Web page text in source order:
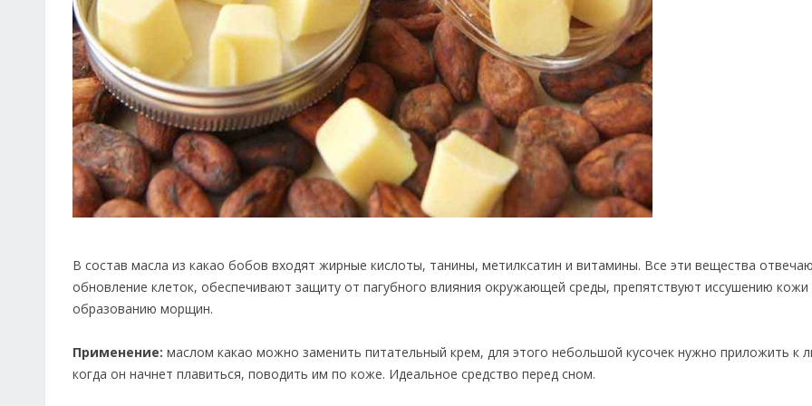
В состав масла из какао бобов входят жирные кислоты, танины, метилксатин и витамины. Все эти вещества
обновление клеток, обеспечивают защиту от пагубного влияния окружающей среды, препятствуют иссушению кожи
образованию морщин.
Применение: маслом какао можно заменить питательный крем, для этого небольшой кусочек нужно приложить к
когда он начнет плавиться, поводить им по коже. Идеальное средство перед сном.